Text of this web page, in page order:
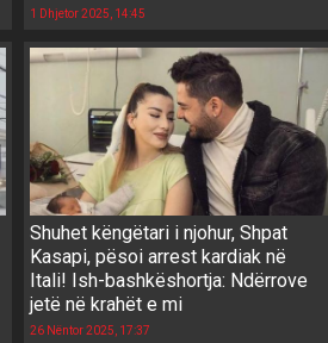
1 Dhjetor 2025, 14:45
Shuhet këngëtari i njohur, Shpat
Kasapi, pësoi arrest kardiak në
Itali! Ish-bashkëshortja: Ndërrove
jetë në krahët e mi
26 Nëntor 2025, 17:37